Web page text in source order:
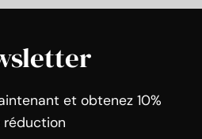
et obtenez 10%
réduction